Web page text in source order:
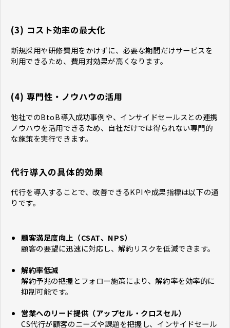
(3) コスト効率の最大化
新規採用や研修費用をかけずに、必要な期間だけサービスを
利用できるため、費用対効果が高くなります。
(4) 専門性・ノウハウの活用
他社でのBtoB導入成功事例や、インサイドセールスとの連携
ノウハウを活用できるため、自社だけでは得られない専門的
な施策を実行できます。
代行導入の具体的効果
代行を導入することで、改善できるKPIや成果指標は以下の通
りです。
顧客満足度向上（CSAT、NPS）
顧客の要望に迅速に対応し、解約リスクを低減できます。
解約率低減
解約予兆の把握とフォロー施策により、解約率を効率的に
抑制可能です。
営業へのリード提供（アップセル・クロスセル）
CS代行が顧客のニーズや課題を把握し、インサイドセール